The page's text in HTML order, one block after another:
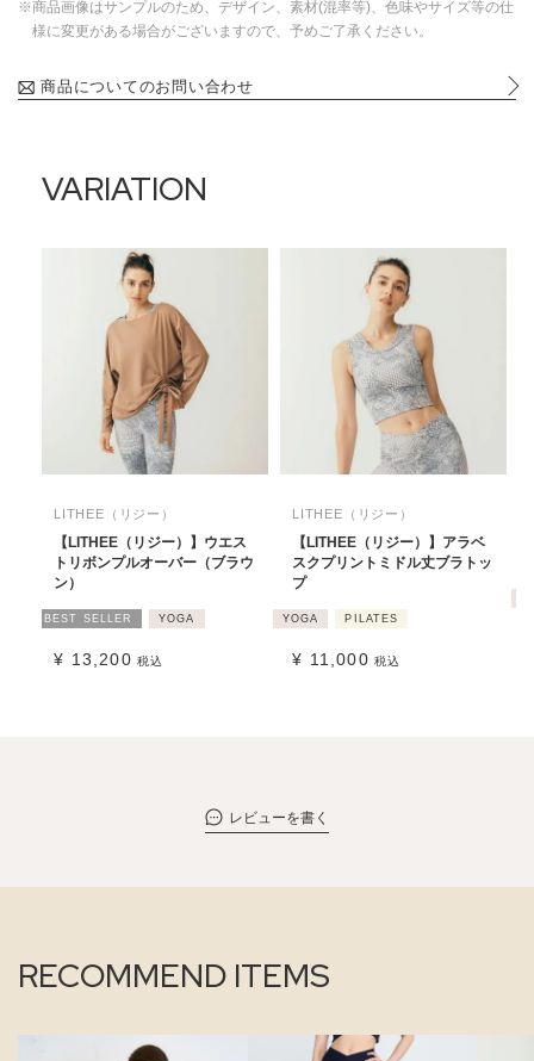
※商品画像はサンプルのため、デザイン、素材(混率等)、色味やサイズ等の仕
様に変更がある場合がございますので、予めご了承ください。
商品についてのお問い合わせ
VARIATION
LITHEE（リジー）
【LITHEE（リジー）】ウエス
トリボンプルオーバー（ブラウ
ン）
BEST SELLER YOGA
¥ 13,200 税込
LITHEE（リジー）
【LITHEE（リジー）】アラベ
スクプリントミドル丈ブラトッ
プ
YOGA PILATES
¥ 11,000 税込
レビューを書く
RECOMMEND ITEMS